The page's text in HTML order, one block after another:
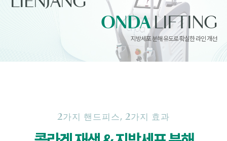
ONDALIFTING
지방세포 분해 유도로 확실한 라인 개선
2가지 핸드피스, 2가지 효과